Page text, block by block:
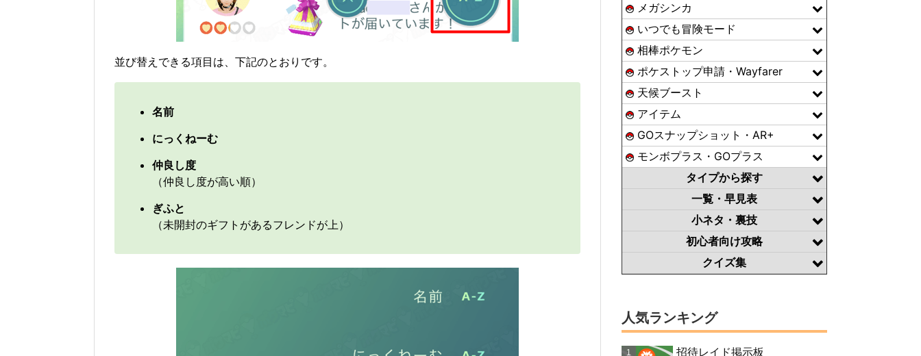
並び替えできる項目は、下記のとおりです。
名前
にっくねーむ
仲良し度
（仲良し度が高い順）
ぎふと
（未開封のギフトがあるフレンドが上）
メガシンカ
いつでも冒険モード
相棒ポケモン
ポケストップ申請・Wayfarer
天候ブースト
アイテム
GOスナップショット・AR+
モンボプラス・GOプラス
タイプから探す
一覧・早見表
小ネタ・裏技
初心者向け攻略
クイズ集
人気ランキング
招待レイド掲示板